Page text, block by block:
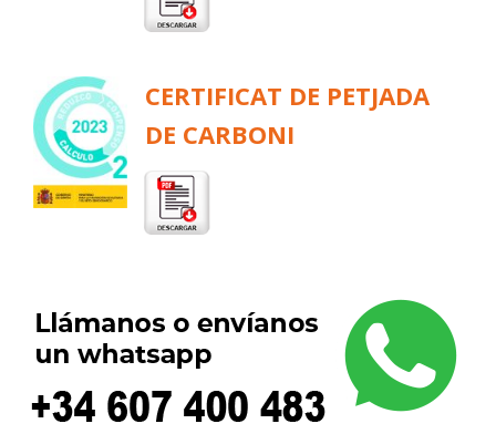
CERTIFICAT DE PETJADA
DE CARBONI